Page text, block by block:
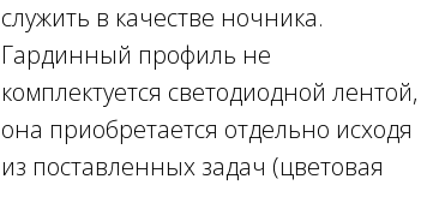
служить в качестве ночника.
Гардинный профиль не
комплектуется светодиодной лентой,
она приобретается отдельно исходя
из поставленных задач (цветовая